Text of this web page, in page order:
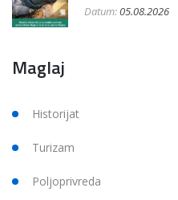
Datum:05.08.2026
Maglaj
Historijat
Turizam
Poljoprivreda